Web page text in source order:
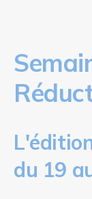
du 19